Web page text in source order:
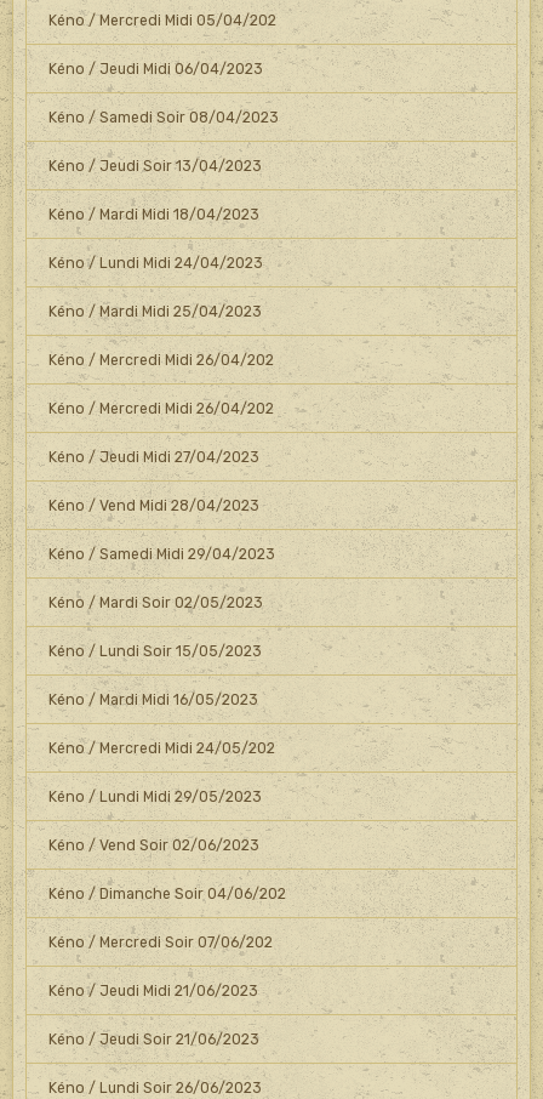
Kéno / Mercredi Midi 05/04/202
Kéno / Jeudi Midi 06/04/2023
Kéno / Samedi Soir 08/04/2023
Kéno / Jeudi Soir 13/04/2023
Kéno / Mardi Midi 18/04/2023
Kéno / Lundi Midi 24/04/2023
Kéno / Mardi Midi 25/04/2023
Kéno / Mercredi Midi 26/04/202
Kéno / Mercredi Midi 26/04/202
Kéno / Jeudi Midi 27/04/2023
Kéno / Vend Midi 28/04/2023
Kéno / Samedi Midi 29/04/2023
Kéno / Mardi Soir 02/05/2023
Kéno / Lundi Soir 15/05/2023
Kéno / Mardi Midi 16/05/2023
Kéno / Mercredi Midi 24/05/202
Kéno / Lundi Midi 29/05/2023
Kéno / Vend Soir 02/06/2023
Kéno / Dimanche Soir 04/06/202
Kéno / Mercredi Soir 07/06/202
Kéno / Jeudi Midi 21/06/2023
Kéno / Jeudi Soir 21/06/2023
Kéno / Lundi Soir 26/06/2023